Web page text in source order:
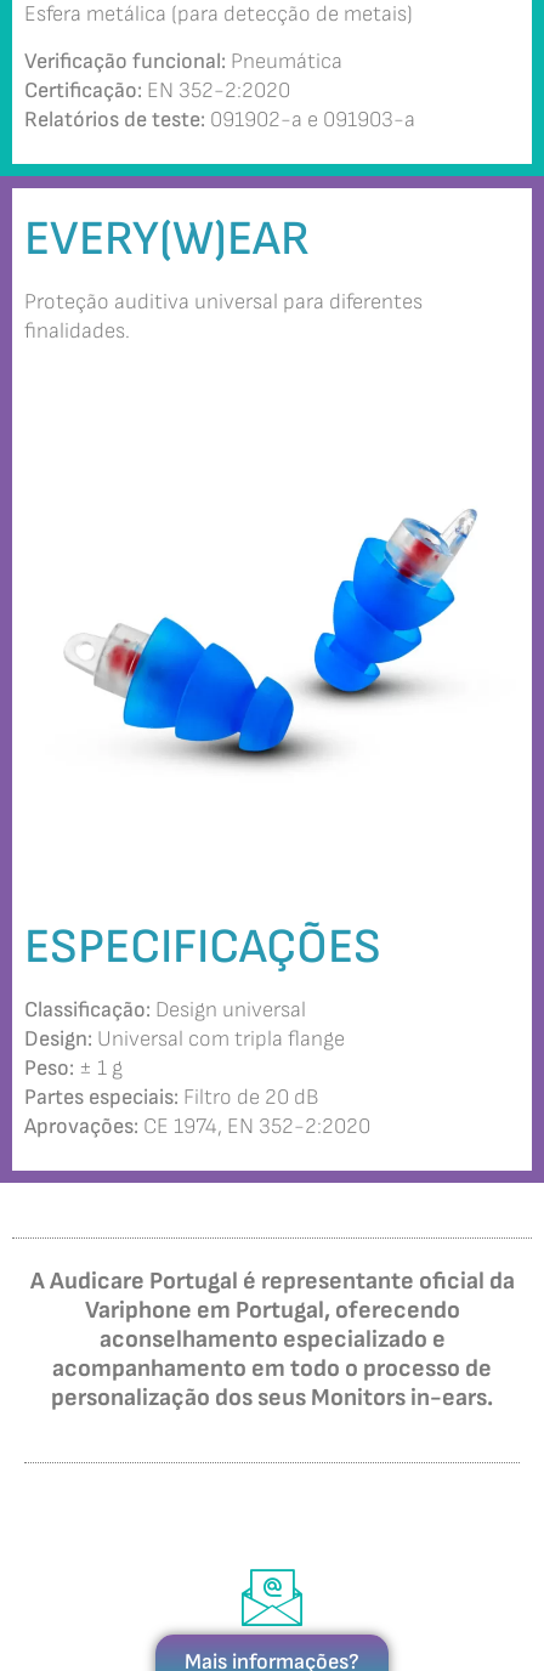
Esfera metálica (para detecção de metais)
Verificação funcional: Pneumática
Certificação: EN 352-2:2020
Relatórios de teste: 091902-a e 091903-a
EVERY(W)EAR
Proteção auditiva universal para diferentes
finalidades.
ESPECIFICAÇÕES
Classificação: Design universal
Design: Universal com tripla flange
Peso: ± 1 g
Partes especiais: Filtro de 20 dB
Aprovações: CE 1974, EN 352-2:2020
A Audicare Portugal é representante oficial da
Variphone em Portugal, oferecendo
aconselhamento especializado e
acompanhamento em todo o processo de
personalização dos seus Monitors in-ears.
Mais informações?